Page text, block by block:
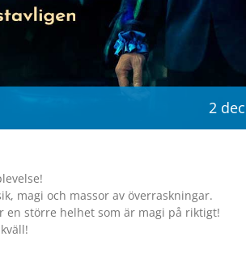
2
magi och massor av överraskningar.
en större helhet som är magi på riktigt!